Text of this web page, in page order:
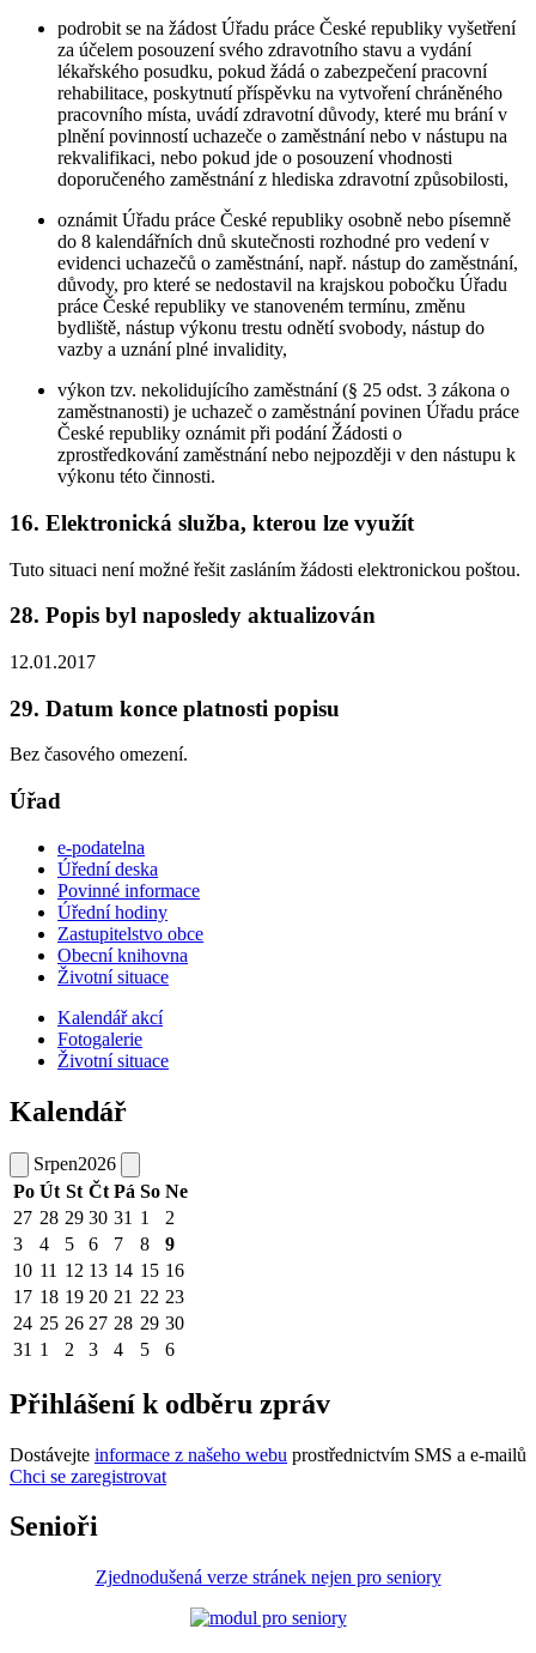
podrobit se na žádost Úřadu práce České republiky vyšetření
za účelem posouzení svého zdravotního stavu a vydání
lékařského posudku, pokud žádá o zabezpečení pracovní
rehabilitace, poskytnutí příspěvku na vytvoření chráněného
pracovního místa, uvádí zdravotní důvody, které mu brání v
plnění povinností uchazeče o zaměstnání nebo v nástupu na
rekvalifikaci, nebo pokud jde o posouzení vhodnosti
doporučeného zaměstnání z hlediska zdravotní způsobilosti,
oznámit Úřadu práce České republiky osobně nebo písemně
do 8 kalendářních dnů skutečnosti rozhodné pro vedení v
evidenci uchazečů o zaměstnání, např. nástup do zaměstnání,
důvody, pro které se nedostavil na krajskou pobočku Úřadu
práce České republiky ve stanoveném termínu, změnu
bydliště, nástup výkonu trestu odnětí svobody, nástup do
vazby a uznání plné invalidity,
výkon tzv. nekolidujícího zaměstnání (§ 25 odst. 3 zákona o
zaměstnanosti) je uchazeč o zaměstnání povinen Úřadu práce
České republiky oznámit při podání Žádosti o
zprostředkování zaměstnání nebo nejpozději v den nástupu k
výkonu této činnosti.
16. Elektronická služba, kterou lze využít
Tuto situaci není možné řešit zasláním žádosti elektronickou poštou.
28. Popis byl naposledy aktualizován
12.01.2017
29. Datum konce platnosti popisu
Bez časového omezení.
Úřad
e-podatelna
Úřední deska
Povinné informace
Úřední hodiny
Zastupitelstvo obce
Obecní knihovna
Životní situace
Kalendář akcí
Fotogalerie
Životní situace
Kalendář
Srpen2026
Po Út St Čt Pá So Ne
27 28 29 30 31 1
2
3
4 5 6 7 8
9
10 11 12 13 14 15 16
17 18 19 20 21 22 23
24 25 26 27 28 29 30
31 1 2 3 4 5 6
Přihlášení k odběru zpráv
Dostávejte informace z našeho webu prostřednictvím SMS a e-mailů
Chci se zaregistrovat
Senioři
Zjednodušená verze stránek nejen pro seniory